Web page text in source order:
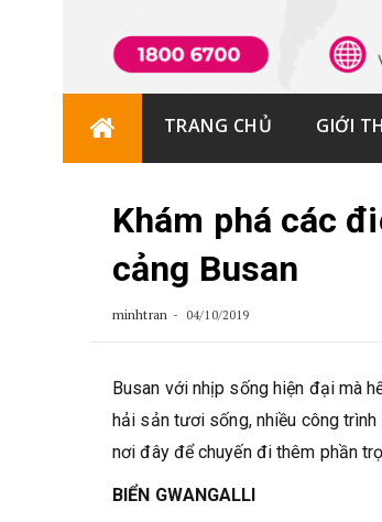
TRANG CHỦ GIỚI
Khám phá các
cảng Busan
minhtran 04/10/2019
Busan với nhịp sống hiện đại mà
hải sản tươi sống, nhiều công
nơi đây để chuyến đi thêm phần
BIỂN GWANGALLI